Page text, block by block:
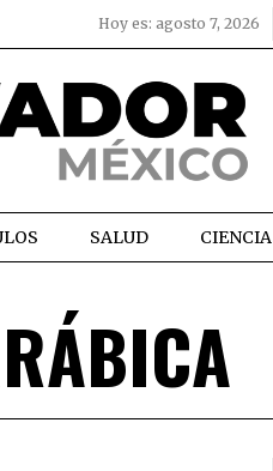
Hoy es: agosto 7, 2026
SALUD CIENCIA